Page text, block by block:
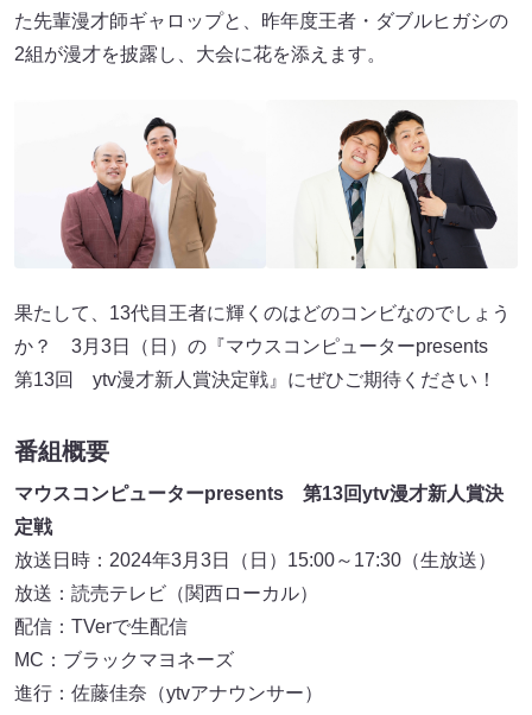
た先輩漫才師ギャロップと、昨年度王者・ダブルヒガシの
2組が漫才を披露し、大会に花を添えます。
果たして、13代目王者に輝くのはどのコンビなのでしょう
か？ 3月3日（日）の『マウスコンピューターpresents
第13回 ytv漫才新人賞決定戦』にぜひご期待ください！
番組概要
マウスコンピューターpresents 第13回ytv漫才新人賞決
定戦
放送日時：2024年3月3日（日）15:00～17:30（生放送）
放送：読売テレビ（関西ローカル）
配信：TVerで生配信
MC：ブラックマヨネーズ
進行：佐藤佳奈（ytvアナウンサー）